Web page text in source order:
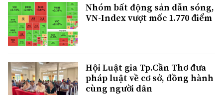
Nhóm bất động sản dẫn sóng,
VN-Index vượt mốc 1.770 điểm
Hội Luật gia Tp.Cần Thơ đưa
pháp luật về cơ sở, đồng hành
cùng người dân